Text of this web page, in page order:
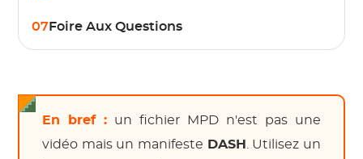
07Foire Aux Questions
En bref : un fichier MPD n'est pas une
vidéo mais un manifeste
DASH
. Utilisez un